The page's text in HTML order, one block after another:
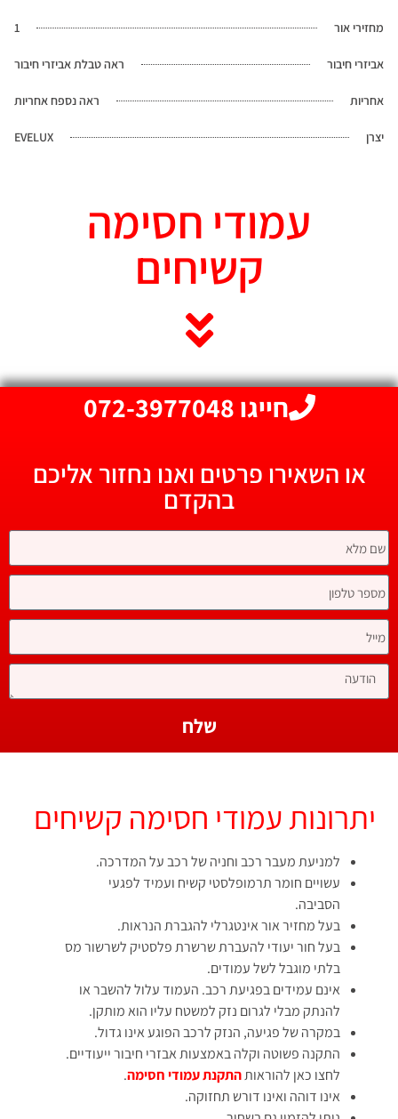
מחזירי אור 1
אביזרי חיבור ראה טבלת אביזרי חיבור
אחריות ראה נספח אחריות
יצרן EVELUX
עמודי חסימה
קשיחים
חייגו 072-3977048
או השאירו פרטים ואנו נחזור אליכם
בהקדם
שלח
יתרונות עמודי חסימה קשיחים
למניעת מעבר רכב וחניה של רכב על המדרכה.
עשויים חומר תרמופלסטי קשיח ועמיד לפגעי
הסביבה.
בעל מחזיר אור אינטגרלי להגברת הנראות.
בעל חור יעודי להעברת שרשרת פלסטיק לשרשור מס
בלתי מוגבל לשל עמודים.
אינם עמידים בפגיעת רכב. העמוד עלול להשבר או
להנתק מבלי לגרום נזק למשטח עליו הוא מותקן.
במקרה של פגיעה, הנזק לרכב הפוגע אינו גדול.
התקנה פשוטה וקלה באמצעות אבזרי חיבור ייעודיים.
לחצו כאן להוראותהתקנת עמודי חסימה.
אינו דוהה ואינו דורש תחזוקה.